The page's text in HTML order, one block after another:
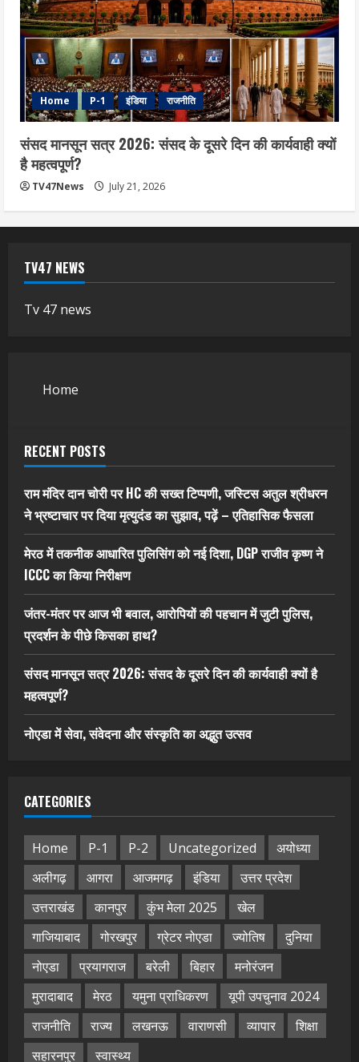
Home P-1 इंडिया राजनीति
संसद मानसून सत्र 2026: संसद के दूसरे दिन की कार्यवाही क्यों
है महत्वपूर्ण?
TV47News July 21, 2026
TV47 NEWS
Tv 47 news
Home
RECENT POSTS
राम मंदिर दान चोरी पर HC की सख्त टिप्पणी, जस्टिस अतुल श्रीधरन
ने भ्रष्टाचार पर द‍िया मृत्युदंड का सुझाव, पढ़ें – एत‍िहास‍िक फैसला
मेरठ में तकनीक आधारित पुलिसिंग को नई दिशा, DGP राजीव कृष्ण ने
ICCC का किया निरीक्षण
जंतर-मंतर पर आज भी बवाल, आरोपियों की पहचान में जुटी पुलिस,
प्रदर्शन के पीछे किसका हाथ?
संसद मानसून सत्र 2026: संसद के दूसरे दिन की कार्यवाही क्यों है
महत्वपूर्ण?
नोएडा में सेवा, संवेदना और संस्कृति का अद्भुत उत्सव
CATEGORIES
Home P-1 P-2 Uncategorized
अयोध्या
अलीगढ़
आगरा आजमगढ़ इंडिया
उत्तर प्रदेश
उत्तराखंड
कानपुर कुंभ मेला 2025
खेल
गाजियाबाद
गोरखपुर ग्रेटर नोएडा ज्योतिष
दुनिया
नोएडा
प्रयागराज बरेली बिहार
मनोरंजन
मुरादाबाद
मेरठ यमुना प्राधिकरण
यूपी उपचुनाव 2024
राजनीति
राज्य लखनऊ वाराणसी व्यापार
शिक्षा
सहारनपुर
स्वास्थ्य